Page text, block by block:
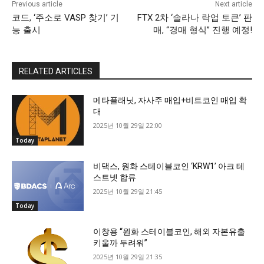
Previous article
코드, ‘주소로 VASP 찾기’ 기
능 출시
Next article
FTX 2차 ‘솔라나 락업 토큰’ 판
매, “경매 형식” 진행 예정!
RELATED ARTICLES
Today
메타플래닛, 자사주 매입+비트코인 매입 확
대
2025년 10월 29일 22:00
Today
비댁스, 원화 스테이블코인 ‘KRW1’ 아크 테
스트넷 합류
2025년 10월 29일 21:45
이창용 “원화 스테이블코인, 해외 자본유출
키울까 두려워”
2025년 10월 29일 21:35